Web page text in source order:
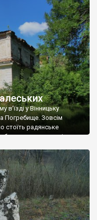
більшості навколишніх
церква. Точної дати […]
у Вінницьку
Погребище. Зовсім
стоїть радянське
а трохи далі, десь
у траві – […]